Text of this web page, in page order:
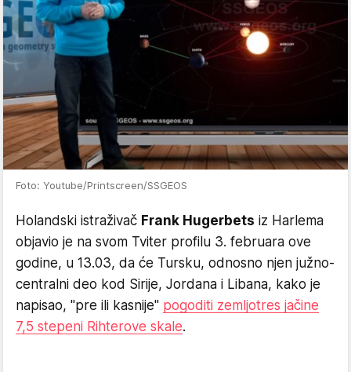
Foto: Youtube/Printscreen/SSGEOS
Holandski istraživač Frank Hugerbets iz Harlema
objavio je na svom Tviter profilu 3. februara ove
godine, u 13.03, da će Tursku, odnosno njen južno-
centralni deo kod Sirije, Jordana i Libana, kako je
napisao, "pre ili kasnije" pogoditi zemljotres jačine
7,5 stepeni Rihterove skale.